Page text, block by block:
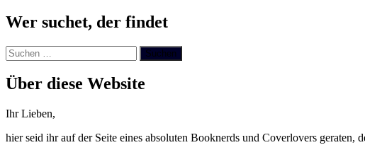
Wer suchet, der findet
Suchen
nach:
Über diese Website
Ihr Lieben,
hier seid ihr auf der Seite eines absoluten Booknerds und Coverlovers